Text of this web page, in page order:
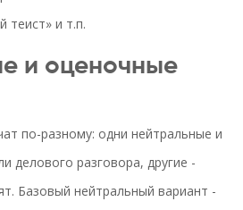
теист» и т.п.
и оценочные
по-разному: одни нейтральные и
делового разговора, другие -
Базовый нейтральный вариант -